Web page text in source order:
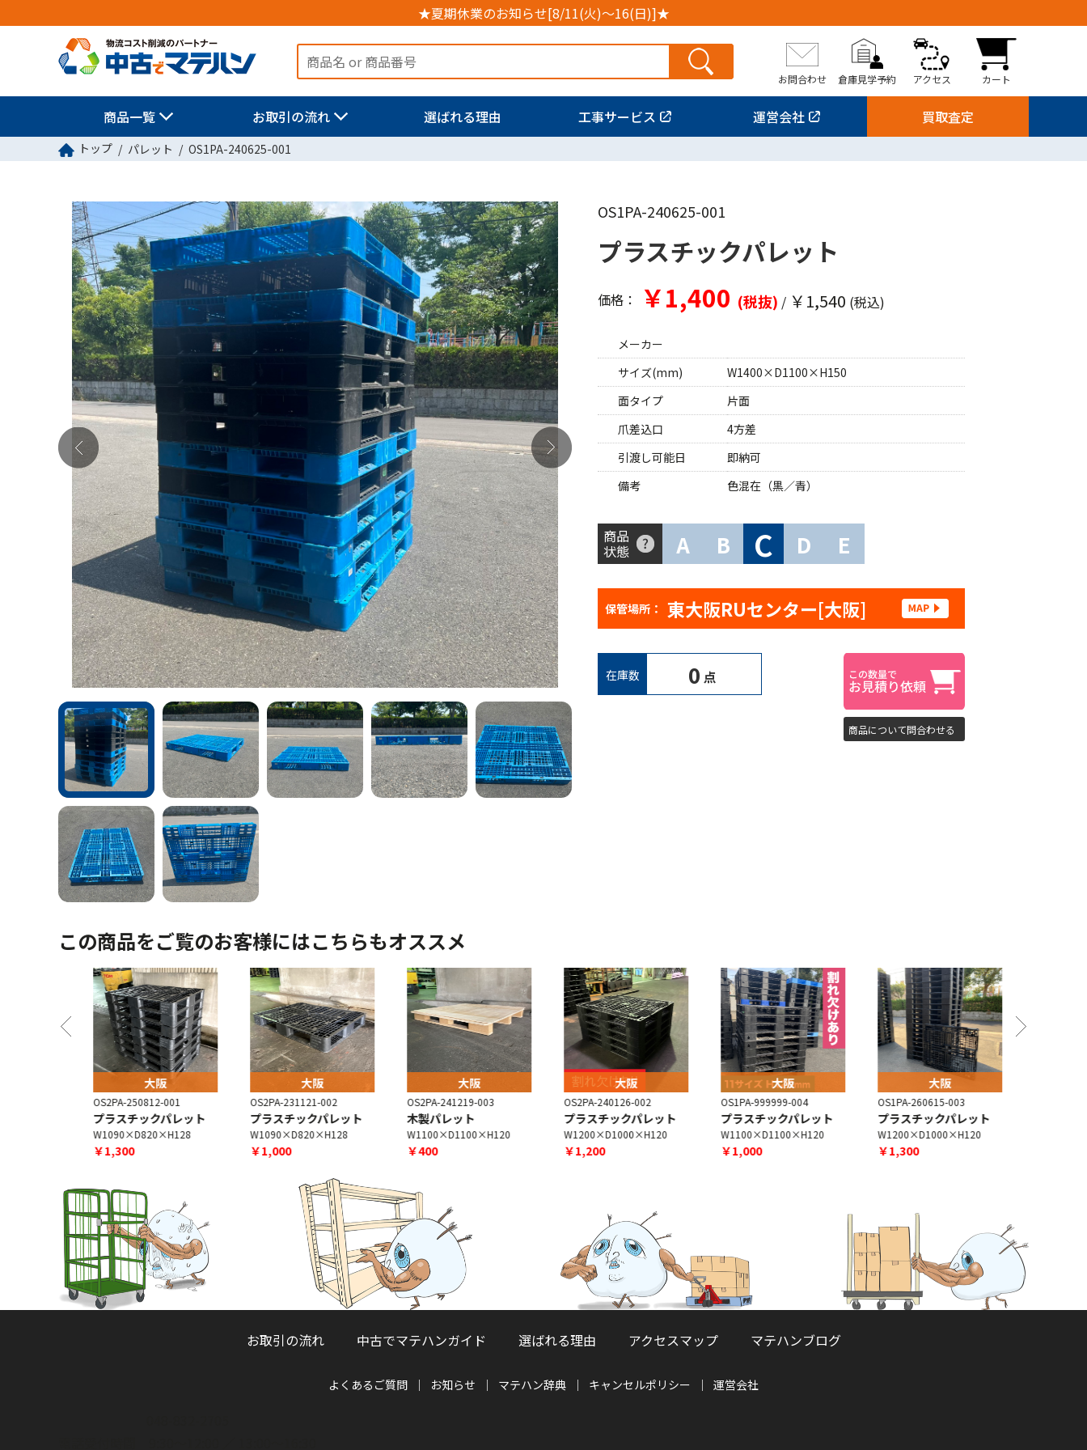
★夏期休業のお知らせ[8/11(火)～16(日)]★
お問合わせ 倉庫見学予約 アクセス カート
商品一覧 お取引の流れ 選ばれる理由 工事サービス 運営会社 買取査定
トップ パレット OS1PA-240625-001
OS1PA-240625-001
プラスチックパレット
価格： ￥1,400 (税抜) / ￥1,540 (税込)
メーカー
サイズ(mm)
W1400×D1100×H150
面タイプ
片面
爪差込口
4方差
引渡し可能日
即納可
備考
色混在（黒／青）
商品
状態 A B C D E
保管場所： 東大阪RUセンター[大阪]
在庫数 0 点
商品について問合わせる
この商品をご覧のお客様にはこちらもオススメ
大阪
OS2PA-250812-001
プラスチックパレット
W1090×D820×H128
￥1,300
大阪
OS2PA-231121-002
プラスチックパレット
W1090×D820×H128
￥1,000
大阪
OS2PA-241219-003
木製パレット
W1100×D1100×H120
￥400
大阪
OS2PA-240126-002
プラスチックパレット
W1200×D1000×H120
￥1,200
大阪
OS1PA-999999-004
プラスチックパレット
W1100×D1100×H120
￥1,000
大阪
OS1PA-260615-003
プラスチックパレット
W1200×D1000×H120
￥1,300
お取引の流れ 中古でマテハンガイド 選ばれる理由 アクセスマップ マテハンブログ
よくあるご質問 お知らせ マテハン辞典 キャンセルポリシー 運営会社